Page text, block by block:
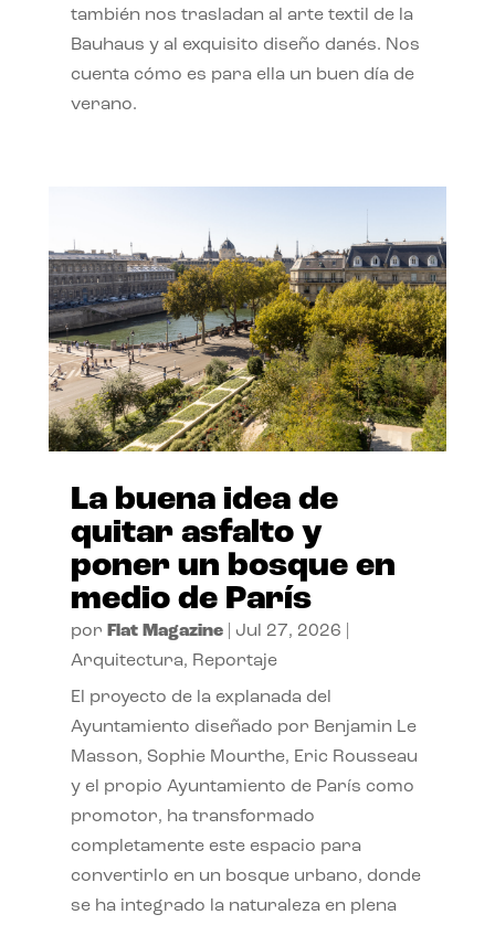
también nos trasladan al arte textil de la
Bauhaus y al exquisito diseño danés. Nos
cuenta cómo es para ella un buen día de
verano.
La buena idea de
quitar asfalto y
poner un bosque en
medio de París
por Flat Magazine| Jul 27, 2026
Arquitectura, Reportaje
El proyecto de la explanada del
Ayuntamiento diseñado por Benjamin Le
Masson, Sophie Mourthe, Eric Rousseau
y el propio Ayuntamiento de París como
promotor, ha transformado
completamente este espacio para
convertirlo en un bosque urbano, donde
se ha integrado la naturaleza en plena